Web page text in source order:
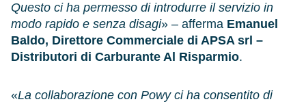
Questo ci ha permesso di introdurre il servizio in
modo rapido e senza disagi» – afferma Emanuel
Baldo, Direttore Commerciale di APSA srl –
Distributori di Carburante Al Risparmio.
«La collaborazione con Powy ci ha consentito di